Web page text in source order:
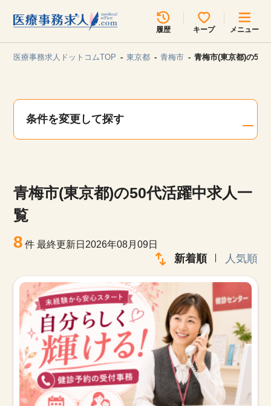
履歴 キープ メニュー
見学会・イベント情報
お知らせ
医療事務求人ドットコムとは
サイトの使い方
就職サポート
医療事務求人ドットコムTOP 東京都 青梅市 青梅市(東京都)の50
条件を変更して探す
青梅市(東京都)の50代活躍中求人一
覧
8 件最終更新日2026年08月09日
新着順 人気順
所在地のエリアを選択してください
各支店担当よりご連絡させていただきます。
関東
甲信越・北陸 中国・四国
九州・沖縄